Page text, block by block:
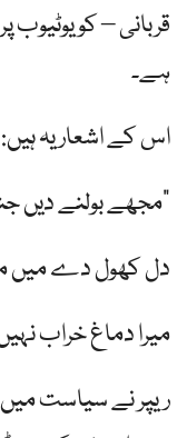
ہے۔
اس کے اشعار یہ ہیں:
"مجھے بولنے دیں
دل کھول دے میں
میرا دماغ خراب
ریپر نے سیاست